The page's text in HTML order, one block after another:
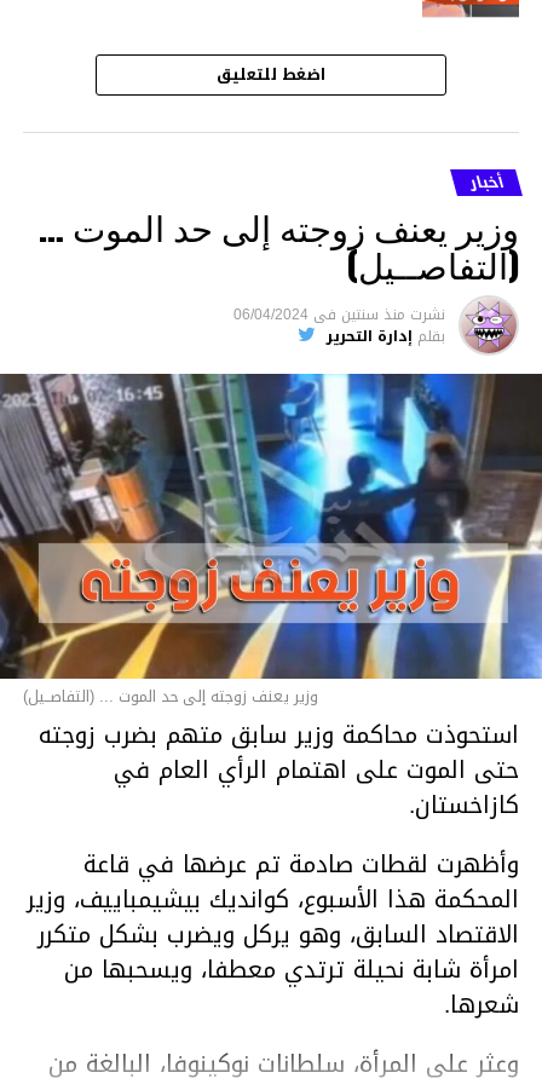
اضغط للتعليق
أخبار
وزير يعنف زوجته إلى حد الموت …
(التفاصــيل)
نشرت منذ سنتين فى 06/04/2024
بقلم إدارة التحرير
وزير يعنف زوجته إلى حد الموت ... (التفاصــيل)
استحوذت محاكمة وزير سابق متهم بضرب زوجته
حتى الموت على اهتمام الرأي العام في
كازاخستان.
وأظهرت لقطات صادمة تم عرضها في قاعة
المحكمة هذا الأسبوع، كوانديك بيشيمباييف، وزير
الاقتصاد السابق، وهو يركل ويضرب بشكل متكرر
امرأة شابة نحيلة ترتدي معطفا، ويسحبها من
شعرها.
وعثر على المرأة، سلطانات نوكينوفا، البالغة من